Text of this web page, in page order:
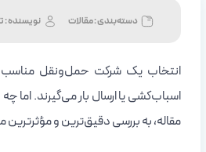
دسته‌بندی : مقالات نویسنده :
انتخاب یک شرکت حمل‌ونقل مناسب،
اسباب‌کشی یا ارسال بار می‌گیرند. اما
مقاله، به بررسی دقیق‌ترین و